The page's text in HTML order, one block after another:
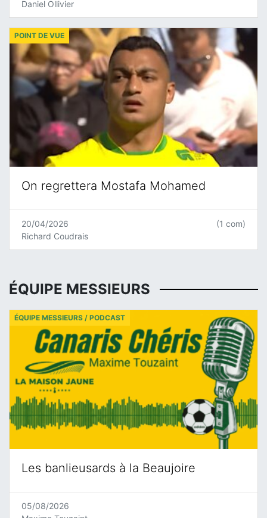
Daniel Ollivier
On regrettera Mostafa Mohamed
POINT DE VUE
20/04/2026
Richard Coudrais
(1 com)
ÉQUIPE MESSIEURS
Les banlieusards à la Beaujoire
ÉQUIPE MESSIEURS / PODCAST
05/08/2026